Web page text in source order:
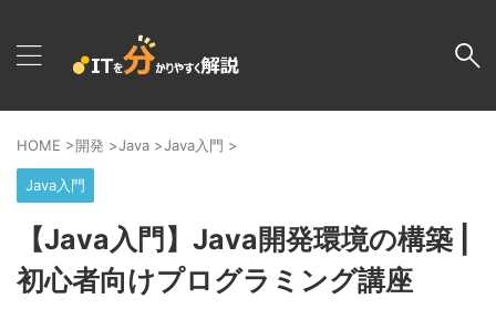
HOME >開発 >Java >Java入門 >
Java入門
【Java入門】Java開発環境の構築 |
初心者向けプログラミング講座